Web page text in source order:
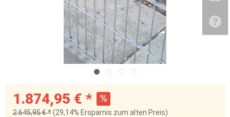
1.874,95 € *
2.645,95 € *(29,14% Ersparnis zum alten Preis)